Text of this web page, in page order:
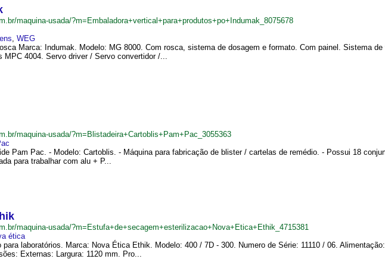
maquina-usada/?m=Embaladora+vertical+para+produtos+po+Indumak_8075678
, WEG
Marca: Indumak. Modelo: MG 8000. Com rosca, sistema de dosagem e formato. Com painel. Sistema
MPC 4004. Servo driver / Servo convertidor /...
maquina-usada/?m=Blistadeira+Cartoblis+Pam+Pac_3055363
Pam Pac. - Modelo: Cartoblis. - Máquina para fabricação de blister / cartelas de remédio. - Possui 18
para trabalhar com alu + P...
maquina-usada/?m=Estufa+de+secagem+esterilizacao+Nova+Etica+Ethik_4715381
ética
laboratórios. Marca: Nova Ética Ethik. Modelo: 400 / 7D - 300. Numero de Série: 11110 / 06.
Externas: Largura: 1120 mm. Pro...